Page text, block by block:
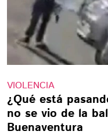
VIOLENCIA
¿Qué está
no se vio de la
Buenaventura